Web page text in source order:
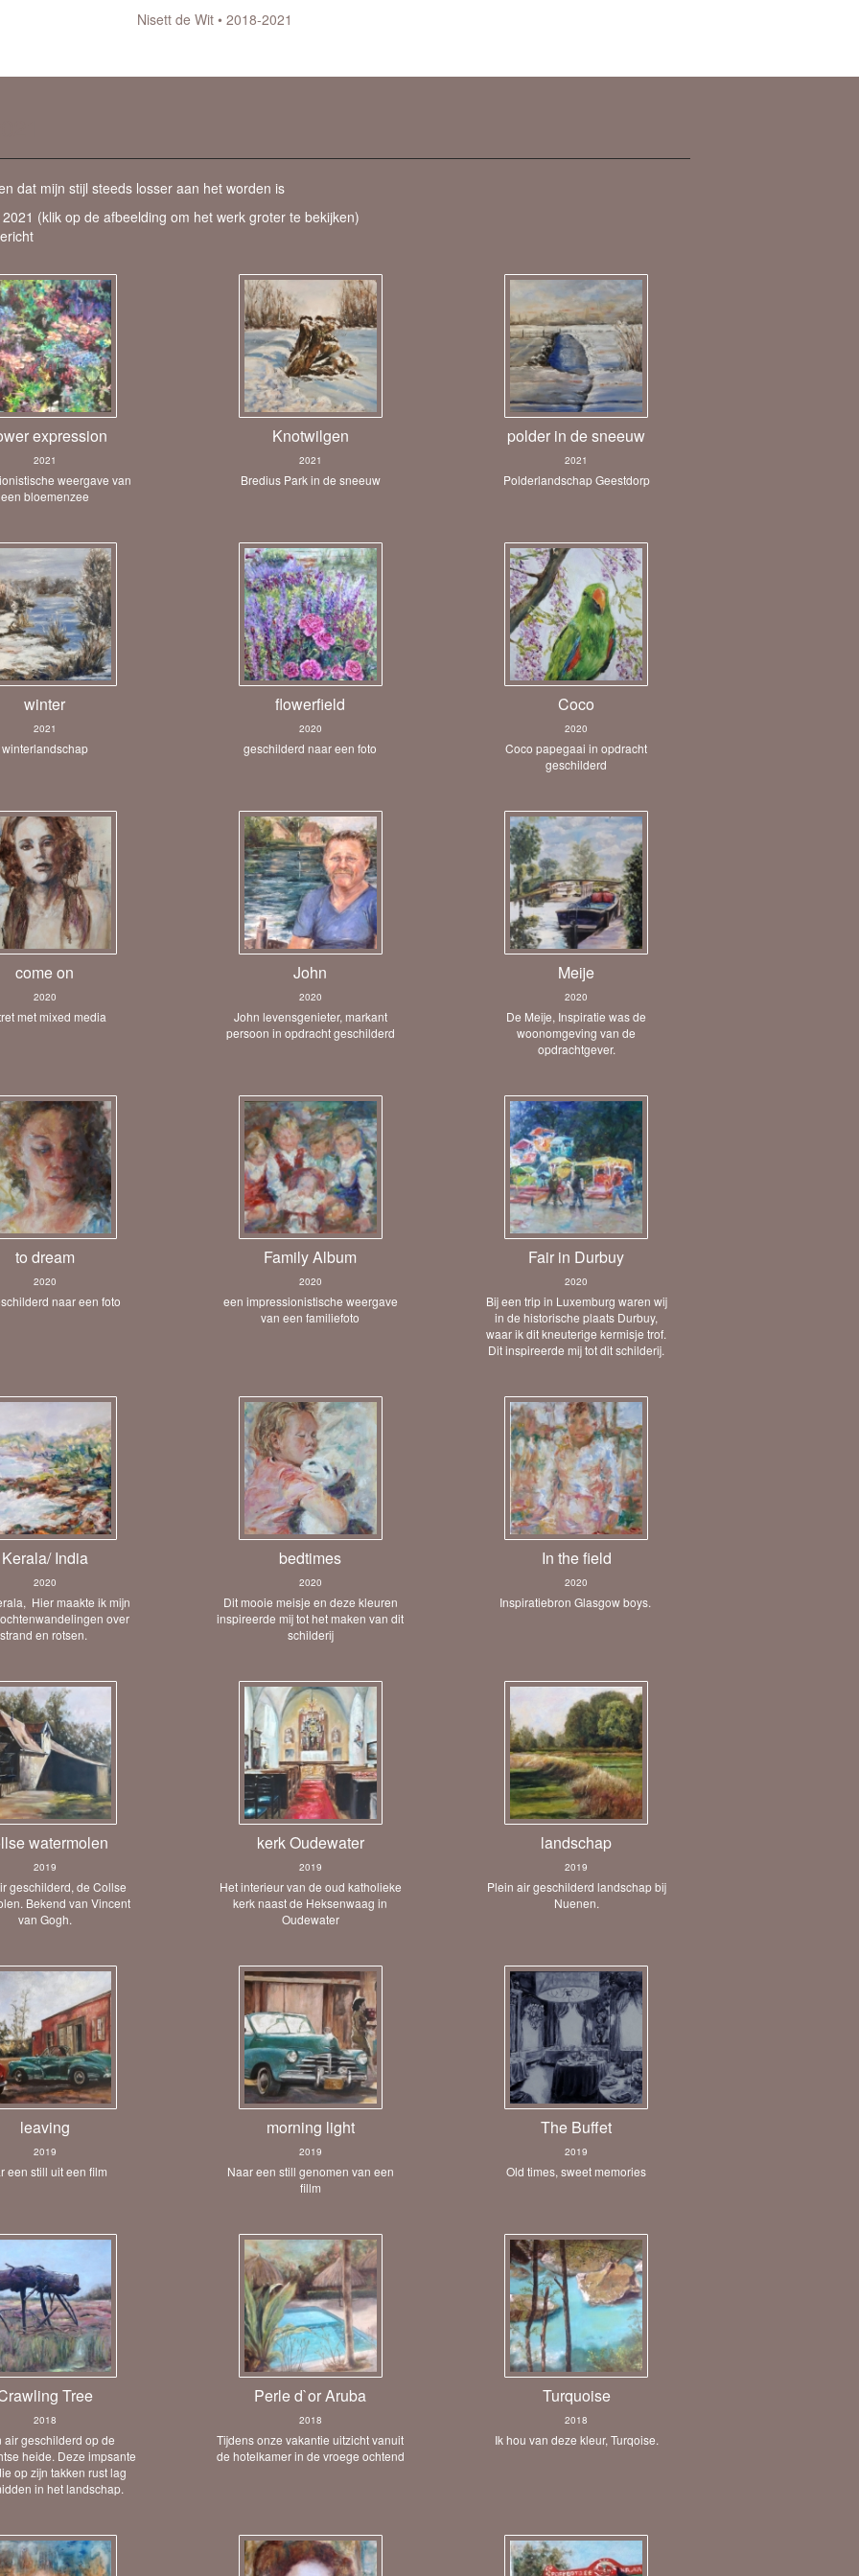
Nisett de Wit
2018-2021
dat mijn stijl steeds losser aan het worden is
(klik op de afbeelding om het werk groter te bekijken)
expression
2021
weergave van
een bloemenzee
Knotwilgen
2021
Bredius Park in de sneeuw
polder in de sneeuw
2021
Polderlandschap Geestdorp
winter
2021
winterlandschap
flowerfield
2020
geschilderd naar een foto
Coco
2020
Coco papegaai in opdracht
geschilderd
come on
2020
met mixed media
John
2020
John levensgenieter, markant
persoon in opdracht geschilderd
Meije
2020
De Meije, Inspiratie was de
woonomgeving van de
opdrachtgever.
to dream
2020
naar een foto
Family Album
2020
een impressionistische weergave
van een familiefoto
Fair in Durbuy
2020
Bij een trip in Luxemburg waren wij
in de historische plaats Durbuy,
waar ik dit kneuterige kermisje trof.
Dit inspireerde mij tot dit schilderij.
Kerala/ India
2020
Hier maakte ik mijn
over
strand en rotsen.
bedtimes
2020
Dit mooie meisje en deze kleuren
inspireerde mij tot het maken van dit
schilderij
In the field
2020
Inspiratiebron Glasgow boys.
watermolen
2019
geschilderd, de Collse
Bekend van Vincent
van Gogh.
kerk Oudewater
2019
Het interieur van de oud katholieke
kerk naast de Heksenwaag in
Oudewater
landschap
2019
Plein air geschilderd landschap bij
Nuenen.
leaving
2019
een still uit een film
morning light
2019
Naar een still genomen van een
fillm
The Buffet
2019
Old times, sweet memories
Tree
2018
air geschilderd op de
heide. Deze impsante
op zijn takken rust lag
in het landschap.
Perle d`or Aruba
2018
Tijdens onze vakantie uitzicht vanuit
de hotelkamer in de vroege ochtend
Turquoise
2018
Ik hou van deze kleur, Turqoise.